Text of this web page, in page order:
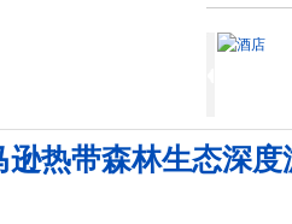
热带森林生态深